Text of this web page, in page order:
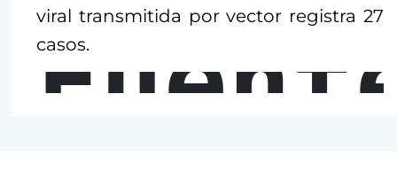
viral transmitida por vector registra 27
casos.